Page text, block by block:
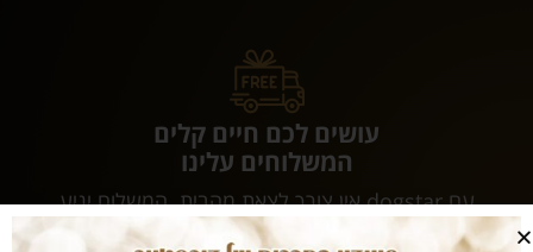
עושים לכם חיים קלים
המשלוחים עלינו
עם dogstar אין צורך לצאת מהבית. המשלוח יגיע
אליכם עד הבית ללא עלות נוספת.